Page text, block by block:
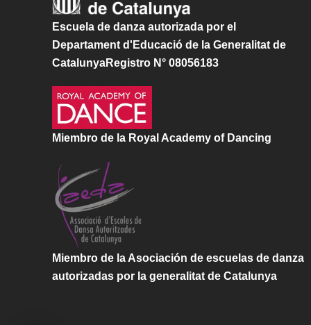
Escuela de danza autorizada por el
Departament d'Educació de la Generalitat de
CatalunyaRegistro N° 08056183
Miembro de la Royal Academy of Dancing
Miembro de la Asociación de escuelas de danza
autorizadas por la generalitat de Catalunya